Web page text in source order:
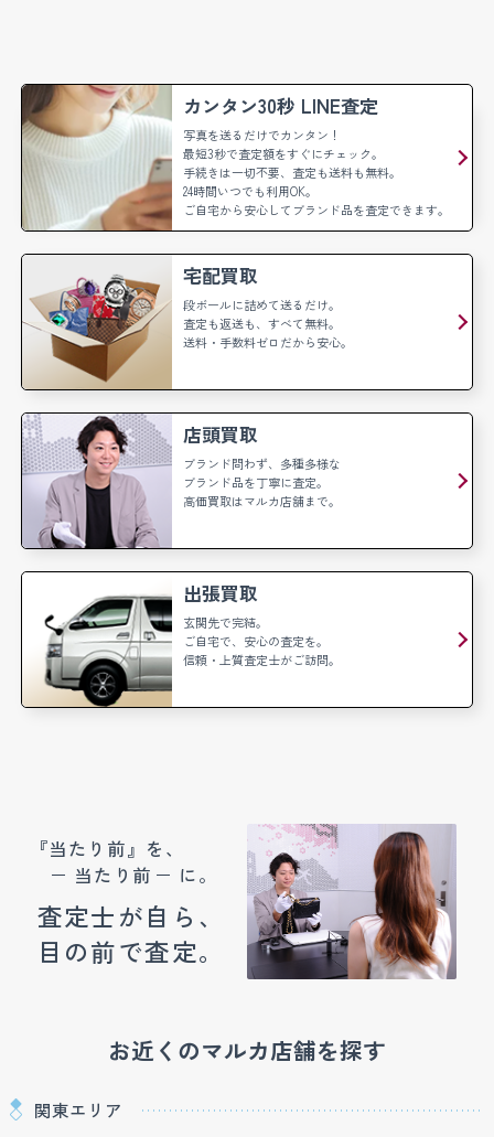
カンタン30秒 LINE査定
写真を送るだけでカンタン！
最短3秒で査定額をすぐにチェック。
手続きは一切不要、査定も送料も無料。
24時間いつでも利用OK。
ご自宅から安心してブランド品を査定できます。
宅配買取
段ボールに詰めて送るだけ。
査定も返送も、すべて無料。
送料・手数料ゼロだから安心。
店頭買取
ブランド問わず、多種多様な
ブランド品を丁寧に査定。
高価買取はマルカ店舗まで。
出張買取
玄関先で完結。
ご自宅で、安心の査定を。
信頼・上質査定士がご訪問。
『当たり前』を、
当たり前
に。
査定士が自ら、
目の前で査定。
お近くのマルカ店舗を探す
関東エリア